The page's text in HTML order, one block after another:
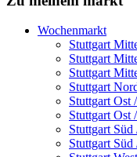
Wochenmarkt
Stuttgart
Stuttgart
Stuttgart
Stuttgart
Stuttgart Ost
Stuttgart Ost
Stuttgart
Stuttgart